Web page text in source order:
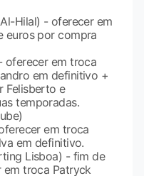
Hilal) - oferecer em
euros por compra
oferecer em troca
em definitivo +
Felisberto e
temporadas.
em troca
em definitivo.
Lisboa) - fim de
troca Patryck